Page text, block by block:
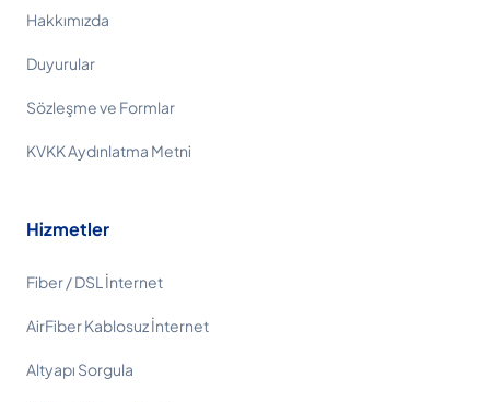
Hakkımızda
Duyurular
Sözleşme ve Formlar
KVKK Aydınlatma Metni
Hizmetler
Fiber / DSL İnternet
AirFiber Kablosuz İnternet
Altyapı Sorgula